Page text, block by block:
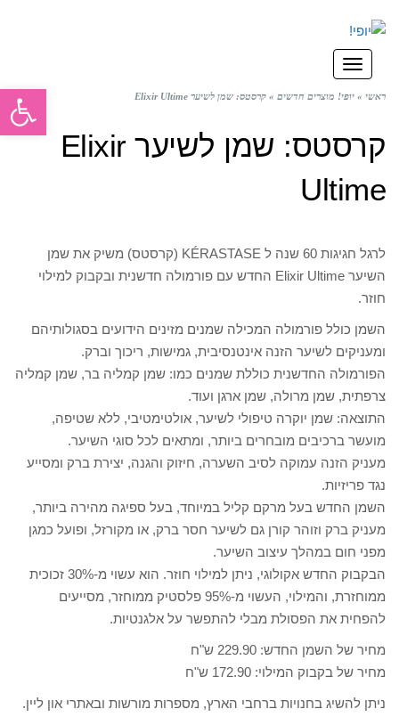
תפריט
ראשי » יופי! מוצרים חדשים » קרסטס: שמן לשיער Elixir Ultime
קרסטס: שמן לשיער Elixir
Ultime
לרגל חגיגות 60 שנה ל KÉRASTASE (קרסטס) משיק את שמן
השיער Elixir Ultime החדש עם פורמולה חדשנית ובקבוק למילוי
חוזר.
השמן כולל פורמולה המכילה שמנים מזינים הידועים בסגולותיהם
ומעניקים לשיער הזנה אינטנסיבית, גמישות, ריכוך וברק.
הפורמולה החדשנית כוללת שמנים כמו: שמן קמליה בר, שמן קמליה
צרפתית, שמן מרולה, שמן ארגן ועוד.
התוצאה: שמן יוקרה טיפולי לשיער, אולטימטיבי, ללא שטיפה,
מועשר ברכיבים מובחרים ביותר, ומתאים לכל סוגי השיער.
מעניק הזנה עמוקה לסיב השערה, חיזוק והגנה, יצירת ברק ומסייע
נגד פריזיות.
השמן החדש בעל מרקם קליל במיוחד, בעל ספיגה מהירה ביותר,
מעניק ברק וזוהר קורן גם לשיער חסר ברק, או מקורזל, ופועל כמגן
מפני חום במהלך עיצוב השיער.
הבקבוק החדש אקולוגי, ניתן למילוי חוזר. הוא עשוי מ-30% זכוכית
ממוחזרת, והמילוי, העשוי מ-95% פלסטיק ממוחזר, מסייעים
להפחית את הפסולת מבלי להתפשר על אלגנטיות.
מחיר של השמן החדש: 229.90 ש"ח
מחיר של בקבוק המילוי: 172.90 ש"ח
ניתן להשיג בחנויות ברחבי הארץ, מספרות מורשות ובאתרי און ליין.
פתח